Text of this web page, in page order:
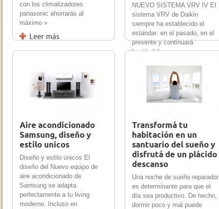
con los climatizadores
panasonic ahorrarás al
máximo »
Leer más
NUEVO SISTEMA VRV IV El
sistema VRV de Daikin
siempre ha establecido el
estándar: en el pasado, en el
presente y continuará
haciéndolo »
Leer más
Aire acondicionado
Samsung, diseño y
estilo unicos
Diseño y estilo únicos El
diseño del Nuevo equipo de
aire acondicionado de
Samsung se adapta
perfectamente a tu living
moderno. Incluso en
Transformá tu
habitación en un
santuario del sueño y
disfrutá de un plácido
descanso
Una noche de sueño reparador
es determinante para que el
día sea productivo. De hecho,
dormir poco y mal puede